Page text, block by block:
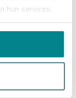
hun services.
bad -
- glans wit